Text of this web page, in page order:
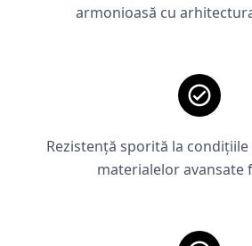
armonioasă cu
Rezistență sporită la
materialelor avansate